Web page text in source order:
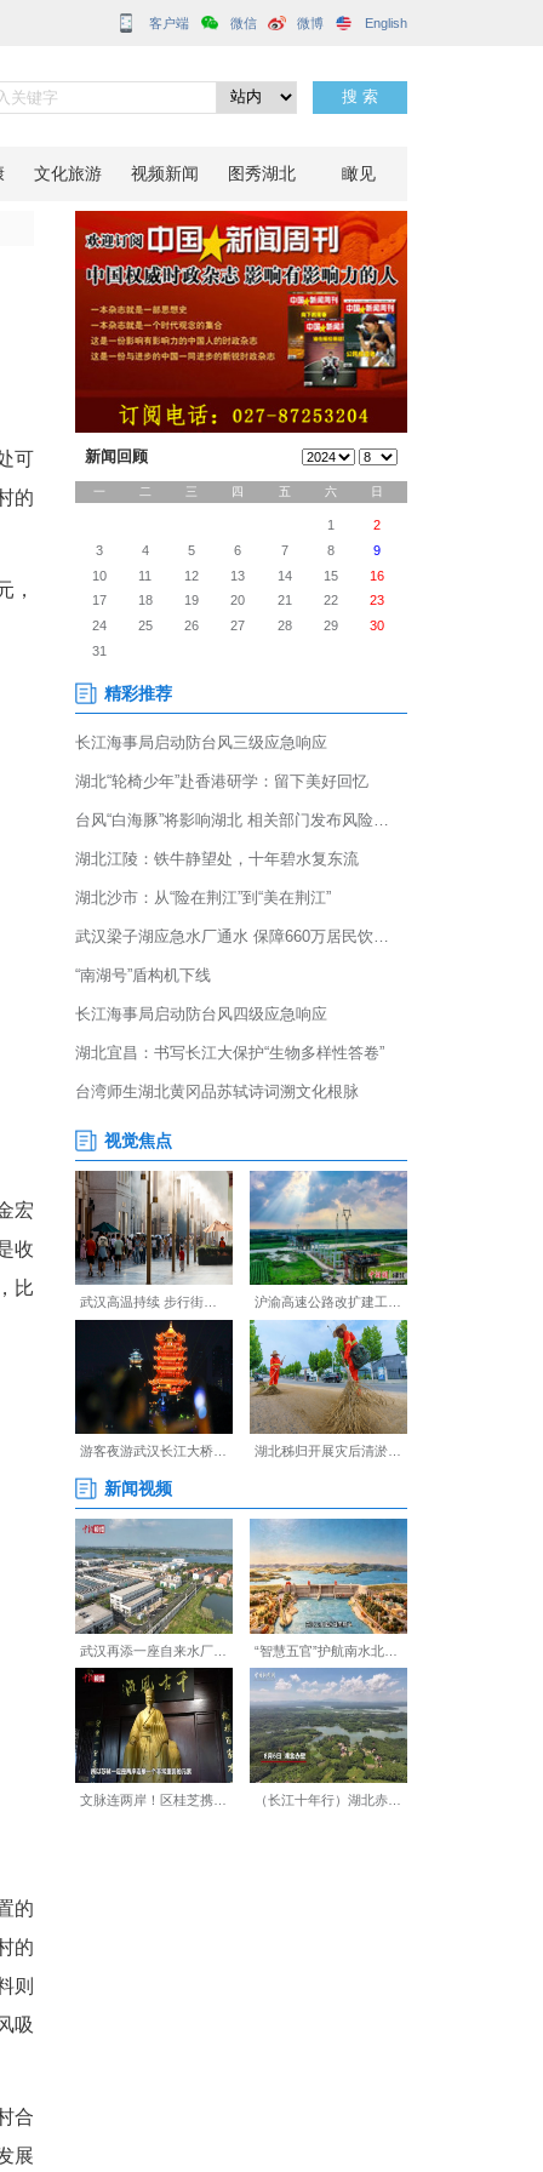
部”
咸安区的乡村大地，处处可
次栉比，横沟桥镇栗林村的
集体总收入达6213万元，
部”。
汀泗桥镇赛丰村村主任金宏
职，干的第一件事，就是收
年能给村里增收53万元，比